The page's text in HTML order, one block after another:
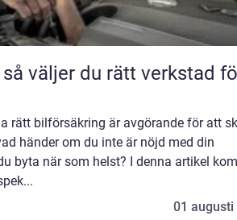
rätt bilförsäkring är avgörande för att
händer om du inte är nöjd med din
byta när som helst? I denna artikel
01 augusti